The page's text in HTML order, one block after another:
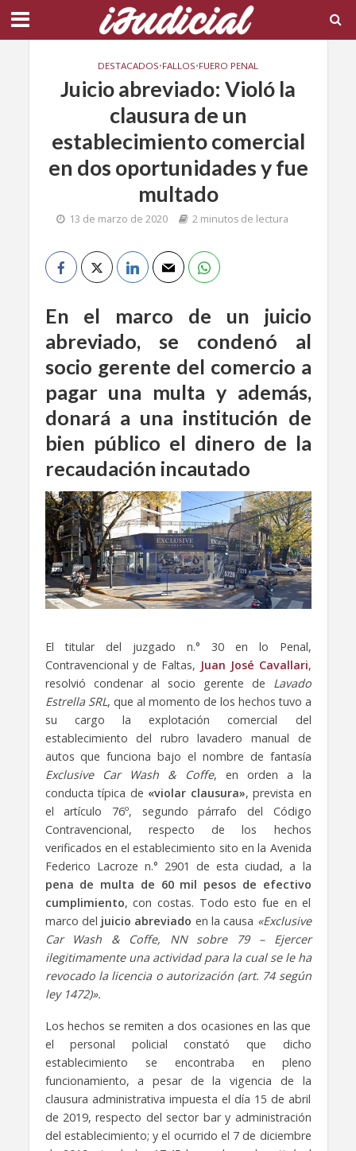
DESTACADOS•FALLOS•FUERO PENAL
Juicio abreviado: Violó la
clausura de un
establecimiento comercial
en dos oportunidades y fue
multado
13 de marzo de 2020 2 minutos de lectura
En el marco de un juicio
abreviado, se condenó al
socio gerente del comercio a
pagar una multa y además,
donará a una institución de
bien público el dinero de la
recaudación incautado
El titular del juzgado n.° 30 en lo Penal,
Contravencional y de Faltas, Juan José Cavallari,
resolvió condenar al socio gerente de Lavado
Estrella SRL, que al momento de los hechos tuvo a
su cargo la explotación comercial del
establecimiento del rubro lavadero manual de
autos que funciona bajo el nombre de fantasía
Exclusive Car Wash & Coffe, en orden a la
conducta típica de «violar clausura», prevista en
el artículo 76º, segundo párrafo del Código
Contravencional, respecto de los hechos
verificados en el establecimiento sito en la Avenida
Federico Lacroze n.° 2901 de esta ciudad, a la
pena de multa de 60 mil pesos de efectivo
cumplimiento, con costas. Todo esto fue en el
marco del juicio abreviado en la causa «Exclusive
Car Wash & Coffe, NN sobre 79 – Ejercer
ilegitimamente una actividad para la cual se le ha
revocado la licencia o autorización (art. 74 según
ley 1472)».
Los hechos se remiten a dos ocasiones en las que
el personal policial constató que dicho
establecimiento se encontraba en pleno
funcionamiento, a pesar de la vigencia de la
clausura administrativa impuesta el día 15 de abril
de 2019, respecto del sector bar y administración
del establecimiento; y el ocurrido el 7 de diciembre